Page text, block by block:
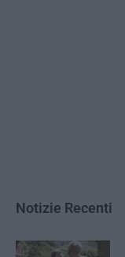
Notizie Recenti